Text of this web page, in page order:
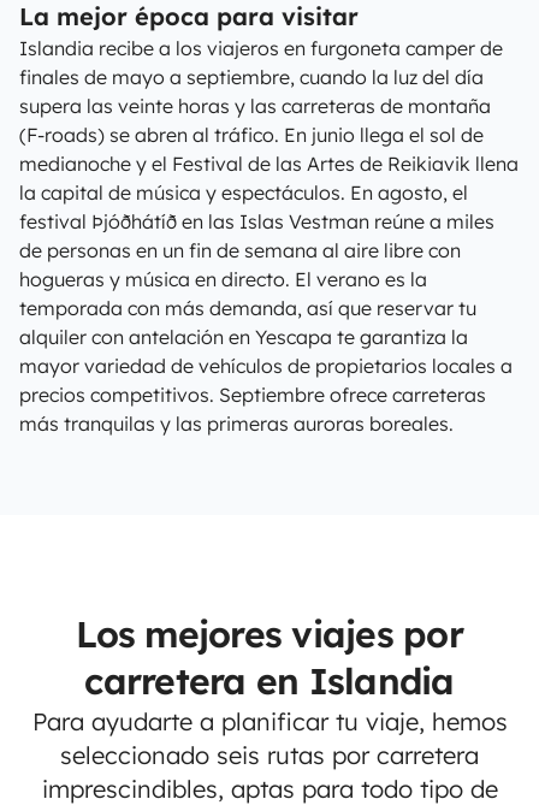
La mejor época para visitar
Islandia recibe a los viajeros en furgoneta camper de
finales de mayo a septiembre, cuando la luz del día
supera las veinte horas y las carreteras de montaña
(F-roads) se abren al tráfico. En junio llega el sol de
medianoche y el Festival de las Artes de Reikiavik llena
la capital de música y espectáculos. En agosto, el
festival Þjóðhátíð en las Islas Vestman reúne a miles
de personas en un fin de semana al aire libre con
hogueras y música en directo. El verano es la
temporada con más demanda, así que reservar tu
alquiler con antelación en Yescapa te garantiza la
mayor variedad de vehículos de propietarios locales a
precios competitivos. Septiembre ofrece carreteras
más tranquilas y las primeras auroras boreales.
Los mejores viajes por
carretera en Islandia
Para ayudarte a planificar tu viaje, hemos
seleccionado seis rutas por carretera
imprescindibles, aptas para todo tipo de